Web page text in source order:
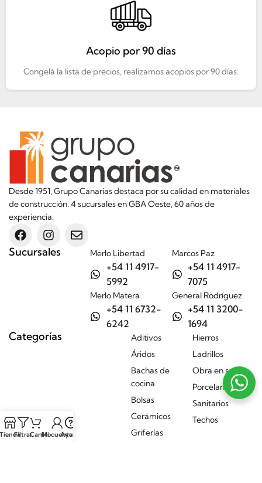
Acopio por 90 días
Congelá la lista de precios, realizamos acopios por 90 días.
Desde 1951, Grupo Canarias destaca por su calidad en materiales
de construcción. 4 sucursales en GBA Oeste, 60 años de
experiencia.
Sucursales Merlo Libertad
+54 11 4917-
5992
Merlo Matera
+54 11 6732-
6242
Marcos Paz
+54 11 4917-
7075
General Rodríguez
+54 11 3200-
1694
Categorías
Aditivos
Áridos
Bachas de
cocina
Bolsas
Cerámicos
Griferías
Hierros
Ladrillos
Obra en seco
Porcelanatos
Sanitarios
Techos
FiltrarCarritoMi cuenta
Ayuda